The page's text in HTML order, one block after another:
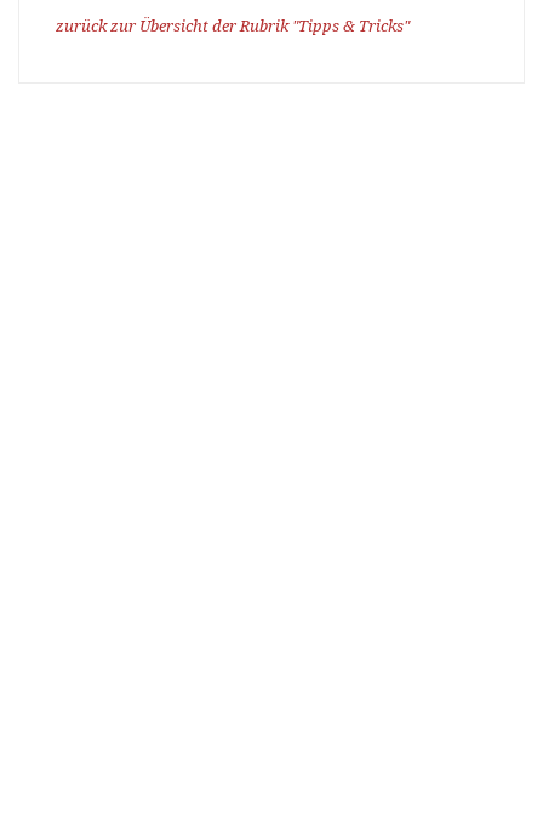
zurück zur Übersicht der Rubrik "Tipps & Tricks"